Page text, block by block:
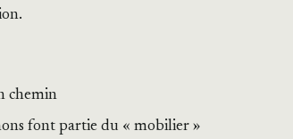
chemin
font partie du « mobilier »